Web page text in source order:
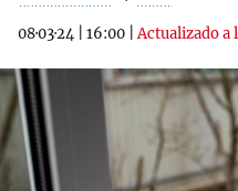
08·03·24 16:00 |Actualizado a